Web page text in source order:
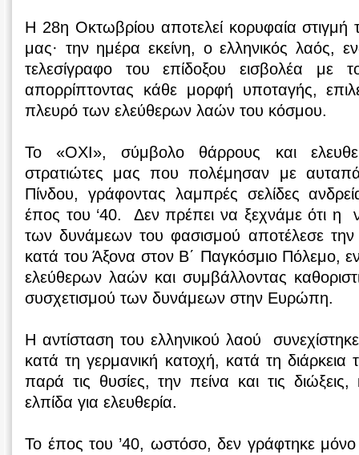
Η 28η Οκτωβρίου αποτελεί κορυφαία στιγμή
μας· την ημέρα εκείνη, ο ελληνικός λαός,
τελεσίγραφο του επίδοξου εισβολέα με
απορρίπτοντας κάθε μορφή υποταγής,
πλευρό των ελεύθερων λαών του κόσμου.
To «ΟΧΙ», σύμβολο θάρρους και
στρατιώτες μας που πολέμησαν με
Πίνδου, γράφοντας λαμπρές σελίδες
έπος του ‘40. Δεν πρέπει να ξεχνάμε ότι η
των δυνάμεων του φασισμού αποτέλεσε
κατά του Άξονα στον Β΄ Παγκόσμιο Πόλεμο,
ελεύθερων λαών και συμβάλλοντας
συσχετισμού των δυνάμεων στην Ευρώπη.
Η αντίσταση του ελληνικού λαού
κατά τη γερμανική κατοχή, κατά τη διάρκεια
παρά τις θυσίες, την πείνα και τις
ελπίδα για ελευθερία.
Το έπος του ’40, ωστόσο, δεν γράφτηκε